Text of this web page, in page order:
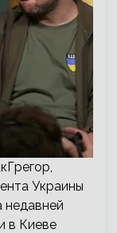
Украины
недавней
в Киеве